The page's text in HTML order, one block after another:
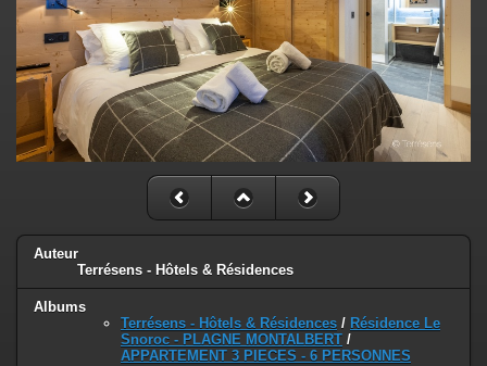
Auteur
Terrésens - Hôtels & Résidences
Albums
Terrésens - Hôtels & Résidences / Résidence Le
Snoroc - PLAGNE MONTALBERT /
APPARTEMENT 3 PIECES - 6 PERSONNES